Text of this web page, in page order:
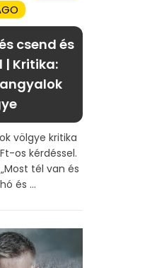
csend és
| Kritika:
völgye kritika
os kérdéssel.
tél van és
és ...